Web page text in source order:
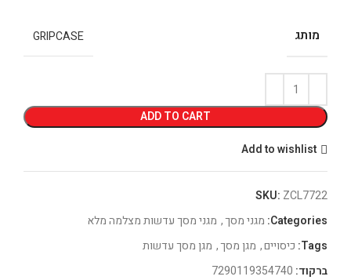
מותג GRIPCASE
ADD TO CART
Add to wishlist
SKU: ZCL7722
Categories: מגני מסך, מגני מסך עדשות מצלמה מלא
Tags: כיסויים, מגן מסך, מגן מסך עדשות
ברקוד: